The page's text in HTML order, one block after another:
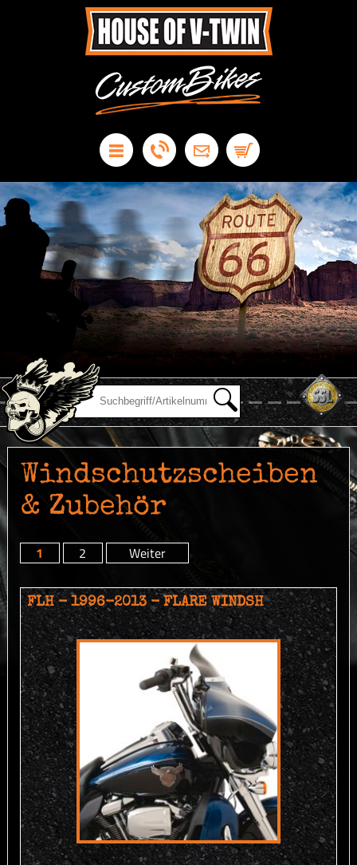
Windschutzscheiben
& Zubehör
1 2 Weiter
FLH - 1996-2013 - FLARE WINDSH